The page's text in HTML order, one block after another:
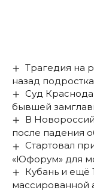
Трагедия на
назад
Суд
бывшей
В
после падения
Стартовал
«Юфорум» для
Кубань и ещё
массированной